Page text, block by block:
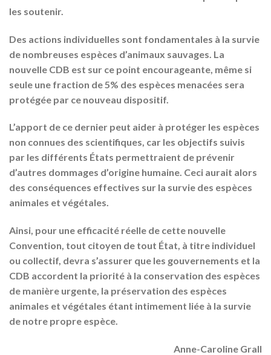
les soutenir.
Des actions individuelles sont fondamentales à la survie
de nombreuses espèces d’animaux sauvages. La
nouvelle CDB est sur ce point encourageante, même si
seule une fraction de 5% des espèces menacées sera
protégée par ce nouveau dispositif.
L’apport de ce dernier peut aider à protéger les espèces
non connues des scientifiques, car les objectifs suivis
par les différents États permettraient de prévenir
d’autres dommages d’origine humaine. Ceci aurait alors
des conséquences effectives sur la survie des espèces
animales et végétales.
Ainsi, pour une efficacité réelle de cette nouvelle
Convention, tout citoyen de tout État, à titre individuel
ou collectif, devra s’assurer que les gouvernements et la
CDB accordent la priorité à la conservation des espèces
de manière urgente, la préservation des espèces
animales et végétales étant intimement liée à la survie
de notre propre espèce.
Anne-Caroline Grall